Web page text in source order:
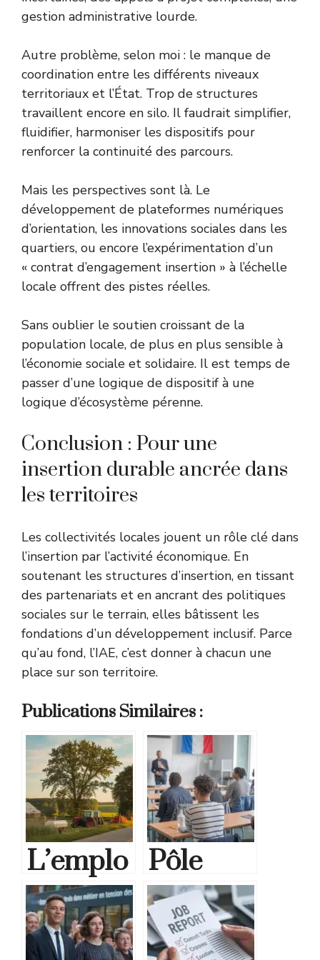
gestion administrative lourde.
Autre problème, selon moi : le manque de
coordination entre les différents niveaux
territoriaux et l’État. Trop de structures
travaillent encore en silo. Il faudrait simplifier,
fluidifier, harmoniser les dispositifs pour
renforcer la continuité des parcours.
Mais les perspectives sont là. Le
développement de plateformes numériques
d’orientation, les innovations sociales dans les
quartiers, ou encore l’expérimentation d’un
« contrat d’engagement insertion » à l’échelle
locale offrent des pistes réelles.
Sans oublier le soutien croissant de la
population locale, de plus en plus sensible à
l’économie sociale et solidaire. Il est temps de
passer d’une logique de dispositif à une
logique d’écosystème pérenne.
Conclusion : Pour une
insertion durable ancrée dans
les territoires
Les collectivités locales jouent un rôle clé dans
l’insertion par l’activité économique. En
soutenant les structures d’insertion, en tissant
des partenariats et en ancrant des politiques
sociales sur le terrain, elles bâtissent les
fondations d’un développement inclusif. Parce
qu’au fond, l’IAE, c’est donner à chacun une
place sur son territoire.
Publications Similaires :
L’emplo
i dans
les
Pôle
Emploi
et